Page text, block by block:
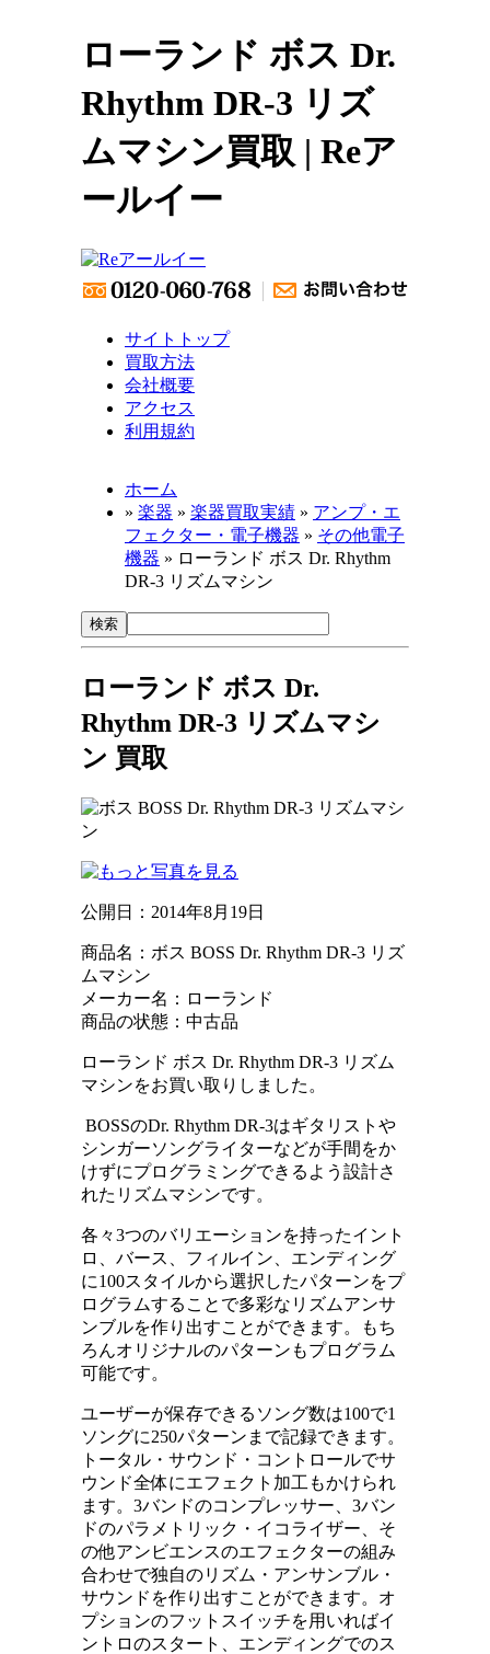
ローランド ボス Dr.
Rhythm DR-3 リズ
ムマシン買取 | Reア
ールイー
サイトトップ
買取方法
会社概要
アクセス
利用規約
ホーム
» 楽器 » 楽器買取実績 » アンプ・エ
フェクター・電子機器 » その他電子
機器 » ローランド ボス Dr. Rhythm
DR-3 リズムマシン
ローランド ボス Dr.
Rhythm DR-3 リズムマシ
ン 買取
公開日： 2014年8月19日
商品名：ボス BOSS Dr. Rhythm DR-3 リズ
ムマシン
メーカー名：ローランド
商品の状態：中古品
ローランド ボス Dr. Rhythm DR-3 リズム
マシンをお買い取りしました。
BOSSのDr. Rhythm DR-3はギタリストや
シンガーソングライターなどが手間をか
けずにプログラミングできるよう設計さ
れたリズムマシンです。
各々3つのバリエーションを持ったイント
ロ、バース、フィルイン、エンディング
に100スタイルから選択したパターンをプ
ログラムすることで多彩なリズムアンサ
ンブルを作り出すことができます。もち
ろんオリジナルのパターンもプログラム
可能です。
ユーザーが保存できるソング数は100で1
ソングに250パターンまで記録できます。
トータル・サウンド・コントロールでサ
ウンド全体にエフェクト加工もかけられ
ます。3バンドのコンプレッサー、3バン
ドのパラメトリック・イコライザー、そ
の他アンビエンスのエフェクターの組み
合わせで独自のリズム・アンサンブル・
サウンドを作り出すことができます。オ
プションのフットスイッチを用いればイ
ントロのスタート、エンディングでのス